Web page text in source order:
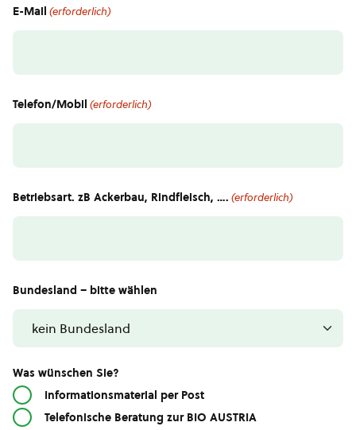
E-Mail (erforderlich)
Telefon/Mobil (erforderlich)
Betriebsart. zB Ackerbau, Rindfleisch, …. (erforderlich)
Bundesland – bitte wählen
Was wünschen Sie?
Informationsmaterial per Post
Telefonische Beratung zur BIO AUSTRIA